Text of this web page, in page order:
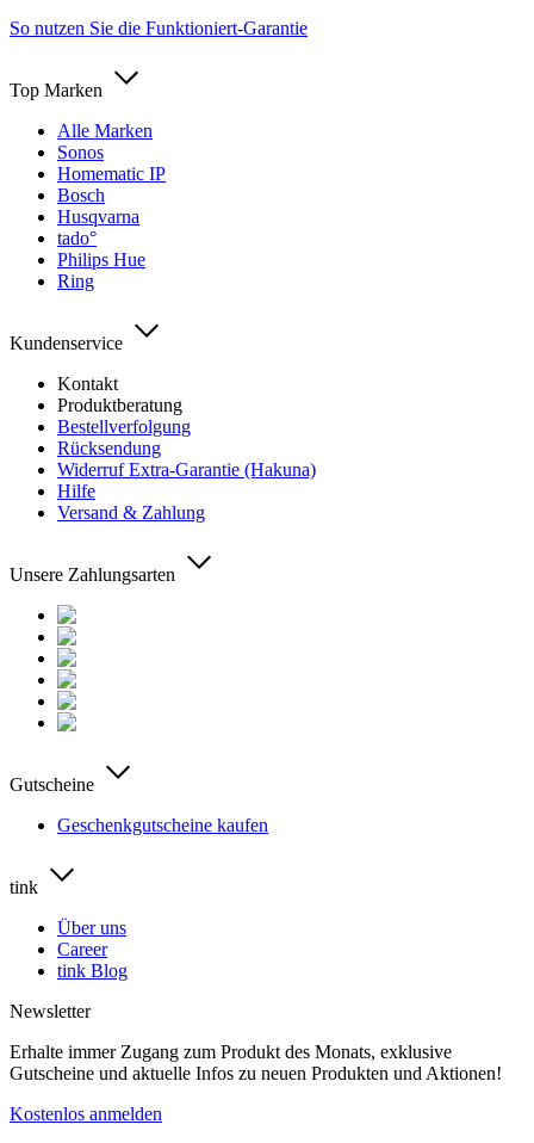
So nutzen Sie die Funktioniert-Garantie
Top Marken
Alle Marken
Sonos
Homematic IP
Bosch
Husqvarna
tado°
Philips Hue
Ring
Kundenservice
Kontakt
Produktberatung
Bestellverfolgung
Rücksendung
Widerruf Extra-Garantie (Hakuna)
Hilfe
Versand & Zahlung
Unsere Zahlungsarten
Gutscheine
Geschenkgutscheine kaufen
tink
Über uns
Career
tink Blog
Newsletter
Erhalte immer Zugang zum Produkt des Monats, exklusive
Gutscheine und aktuelle Infos zu neuen Produkten und Aktionen!
Kostenlos anmelden